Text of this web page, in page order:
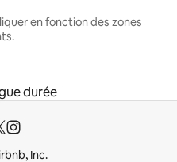
en fonction des zones
durée
Inc.